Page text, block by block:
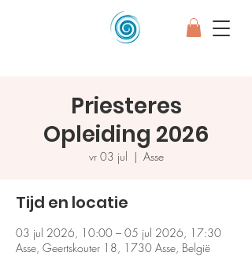
Priesteres
Opleiding 2026
vr 03 jul
  |
Asse
Tijd en locatie
03 jul 2026, 10:00 – 05 jul 2026, 17:30
Asse, Geertskouter 18, 1730 Asse, België